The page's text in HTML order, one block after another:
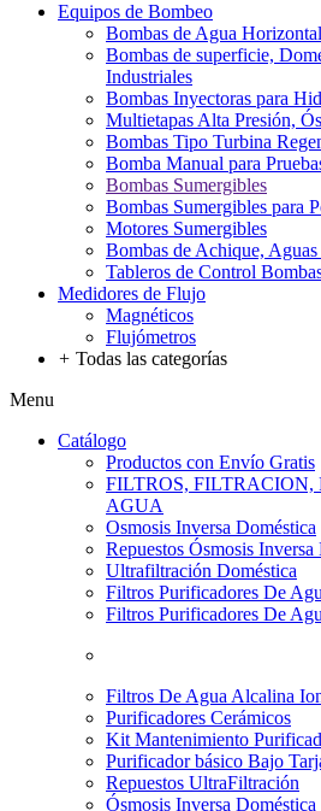
Equipos de Bombeo
Bombas de Agua
Bombas de superficie,
Industriales
Bombas Inyectoras para
Multietapas Alta Presión,
Bombas Tipo Turbina
Bomba Manual para
Bombas Sumergibles
Bombas Sumergibles para
Motores Sumergibles
Bombas de Achique,
Tableros de Control
Medidores de Flujo
Magnéticos
Flujómetros
+ Todas las categorías
Menu
Catálogo
Productos con Envío Gratis
FILTROS, FILTRACION,
AGUA
Osmosis Inversa Doméstica
Repuestos Ósmosis Inversa
Ultrafiltración Doméstica
Filtros Purificadores De
Filtros Purificadores De
Filtros De Agua Alcalina
Purificadores Cerámicos
Kit Mantenimiento
Purificador básico Bajo
Repuestos UltraFiltración
Ósmosis Inversa Doméstica